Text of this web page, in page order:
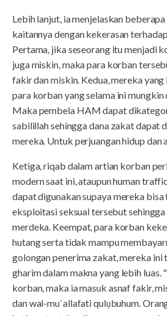
Lebih lanjut, ia menjelaskan
kaitannya dengan kekerasan
Pertama, jika seseorang itu menjadi
juga miskin, maka para korban
fakir dan miskin. Kedua, mereka
para korban yang selama ini mungkin
Maka pembela HAM dapat
sabilillah sehingga dana zakat dapat
mereka. Untuk perjuangan hidup dan
Ketiga, riqab dalam artian korban
modern saat ini, ataupun human
dapat digunakan supaya mereka
eksploitasi seksual tersebut
merdeka. Keempat, para korban
hutang serta tidak mampu
golongan penerima zakat, mereka
gharim dalam makna yang lebih luas.
korban, maka ia masuk asnaf fakir,
dan wal-mu`allafati qulụbuhum.